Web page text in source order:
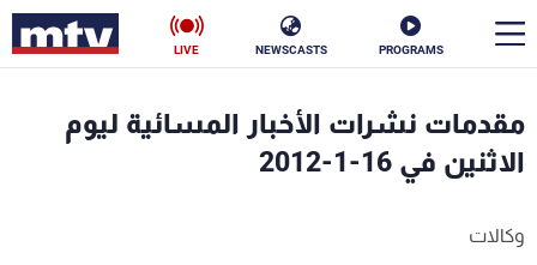
PROGRAMS
NEWSCASTS
LIVE
مقدمات نشرات الأخبار المسائية ليوم
الاثنين في 16-1-2012
وكالات
الأخبار